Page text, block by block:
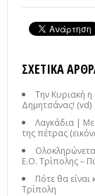
ΣΧΕΤΙΚΆ
Την Κυριακή
Δημητσάνας! (vd)
Λαγκάδια | Με
της πέτρας
Ε.Ο. Τρίπολης –
Πότε θα
Τρίπολη